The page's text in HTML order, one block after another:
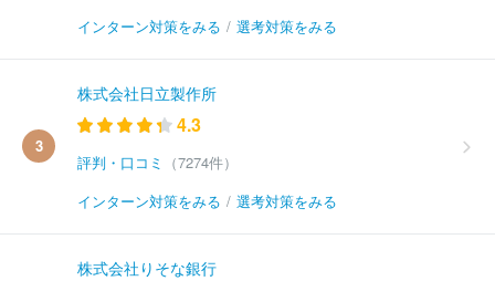
インターン対策をみる / 選考対策をみる
3
株式会社日立製作所
4.3
評判・口コミ
（7274件）
インターン対策をみる / 選考対策をみる
株式会社りそな銀行